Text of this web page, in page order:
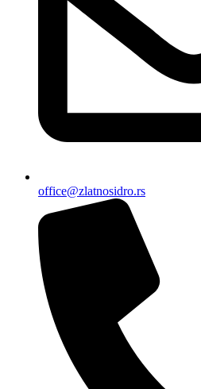
office@zlatnosidro.rs